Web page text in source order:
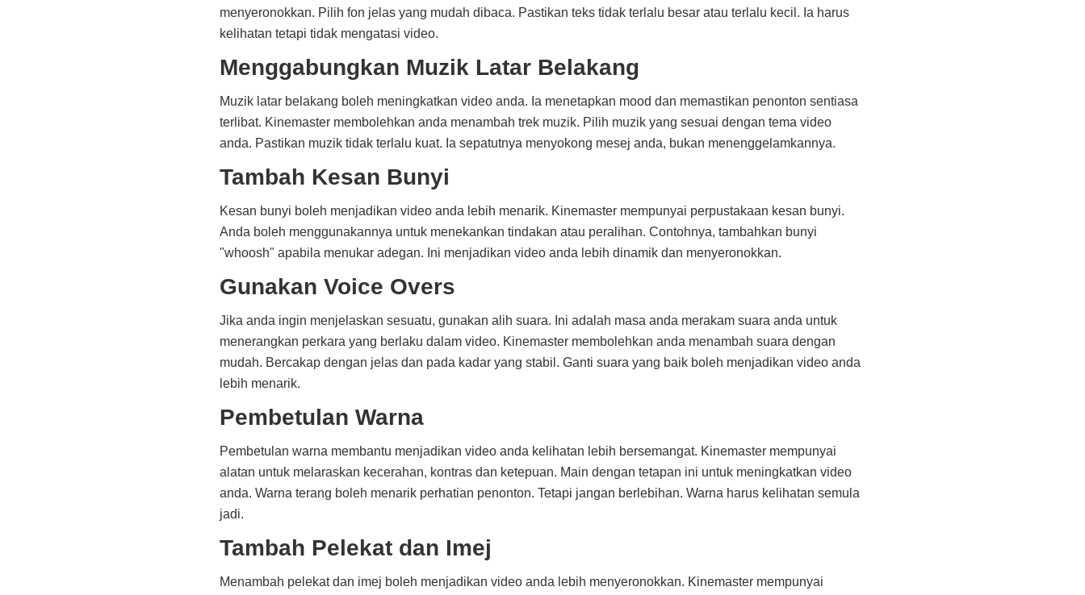
menyeronokkan. Pilih fon jelas yang mudah dibaca. Pastikan teks tidak terlalu besar atau terlalu kecil. Ia harus
kelihatan tetapi tidak mengatasi video.
Menggabungkan Muzik Latar Belakang
Muzik latar belakang boleh meningkatkan video anda. Ia menetapkan mood dan memastikan penonton sentiasa
terlibat. Kinemaster membolehkan anda menambah trek muzik. Pilih muzik yang sesuai dengan tema video
anda. Pastikan muzik tidak terlalu kuat. Ia sepatutnya menyokong mesej anda, bukan menenggelamkannya.
Tambah Kesan Bunyi
Kesan bunyi boleh menjadikan video anda lebih menarik. Kinemaster mempunyai perpustakaan kesan bunyi.
Anda boleh menggunakannya untuk menekankan tindakan atau peralihan. Contohnya, tambahkan bunyi
"whoosh" apabila menukar adegan. Ini menjadikan video anda lebih dinamik dan menyeronokkan.
Gunakan Voice Overs
Jika anda ingin menjelaskan sesuatu, gunakan alih suara. Ini adalah masa anda merakam suara anda untuk
menerangkan perkara yang berlaku dalam video. Kinemaster membolehkan anda menambah suara dengan
mudah. Bercakap dengan jelas dan pada kadar yang stabil. Ganti suara yang baik boleh menjadikan video anda
lebih menarik.
Pembetulan Warna
Pembetulan warna membantu menjadikan video anda kelihatan lebih bersemangat. Kinemaster mempunyai
alatan untuk melaraskan kecerahan, kontras dan ketepuan. Main dengan tetapan ini untuk meningkatkan video
anda. Warna terang boleh menarik perhatian penonton. Tetapi jangan berlebihan. Warna harus kelihatan semula
jadi.
Tambah Pelekat dan Imej
Menambah pelekat dan imej boleh menjadikan video anda lebih menyeronokkan. Kinemaster mempunyai